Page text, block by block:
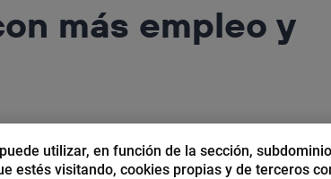
más empleo y
utilizar, en función de la sección,
estés visitando, cookies propias y de terceros